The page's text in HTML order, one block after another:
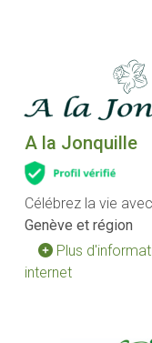
A la Jonquille
Célébrez la vie
Genève et région
Plus
internet